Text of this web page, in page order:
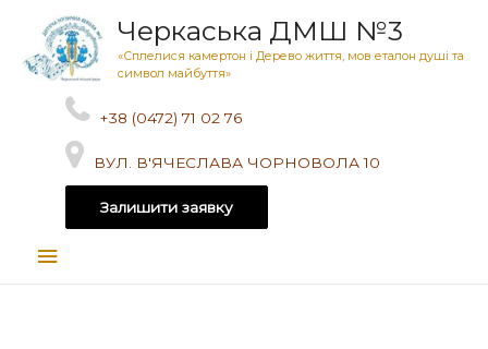
Черкаська ДМШ №3
«Сплелися камертон і Дерево життя, мов еталон душі та
символ майбуття»
+38 (0472) 71 02 76
ВУЛ. В'ЯЧЕСЛАВА ЧОРНОВОЛА 10
Залишити заявку